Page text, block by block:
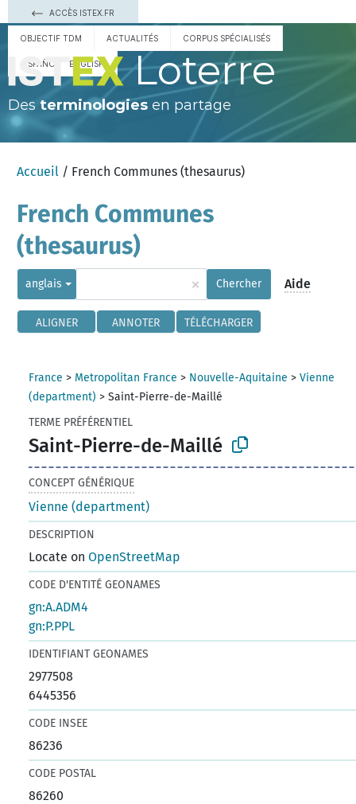
ACCÈS ISTEX.FR
OBJECTIF TDM ACTUALITÉS CORPUS SPÉCIALISÉS
ESPAÑOL ENGLISH Loterre
Des terminologies en partage
Accueil / French Communes (thesaurus)
French Communes
(thesaurus)
anglais × Chercher Aide
ALIGNER ANNOTER TÉLÉCHARGER
France > Metropolitan France > Nouvelle-Aquitaine >Vienne
(department) >Saint-Pierre-de-Maillé
TERME PRÉFÉRENTIEL
Saint-Pierre-de-Maillé
CONCEPT GÉNÉRIQUE
Vienne (department)
DESCRIPTION
Locate onOpenStreetMap
CODE D'ENTITÉ GEONAMES
gn:A.ADM4
gn:P.PPL
IDENTIFIANT GEONAMES
2977508
6445356
CODE INSEE
86236
CODE POSTAL
86260